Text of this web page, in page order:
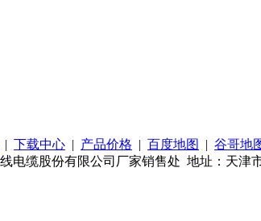
| 下载中心 | 产品价格 | 百度地图 | 谷哥地
缆股份有限公司厂家销售处 地址：天津